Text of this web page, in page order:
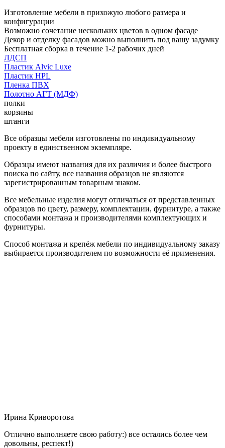
Изготовление мебели в прихожую любого размера и
конфигурации
Возможно сочетание нескольких цветов в одном фасаде
Декор и отделку фасадов можно выполнить под вашу задумку
Бесплатная сборка в течение 1-2 рабочих дней
ЛДСП
Пластик Alvic Luxe
Пластик HPL
Пленка ПВХ
Полотно АГТ (МДФ)
полки
корзины
штанги
Все образцы мебели изготовлены по индивидуальному
проекту в единственном экземпляре.
Образцы имеют названия для их различия и более быстрого
поиска по сайту, все названия образцов не являются
зарегистрированным товарным знаком.
Все мебельные изделия могут отличаться от представленных
образцов по цвету, размеру, комплектации, фурнитуре, а также
способами монтажа и производителями комплектующих и
фурнитуры.
Способ монтажа и крепёж мебели по индивидуальному заказу
выбирается производителем по возможности её применения.
Ирина Криворотова
Отлично выполняете свою работу:) все остались более чем
довольны, респект!)